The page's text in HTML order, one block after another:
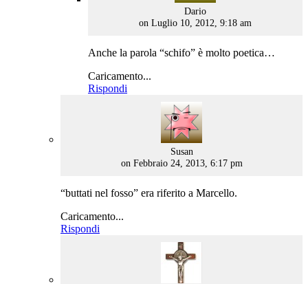
Dariosays:
on Luglio 10, 2012, 9:18 am
Anche la parola “schifo” è molto poetica…
Caricamento...
Rispondi
Susansays:
on Febbraio 24, 2013, 6:17 pm
“buttati nel fosso” era riferito a Marcello.
Caricamento...
Rispondi